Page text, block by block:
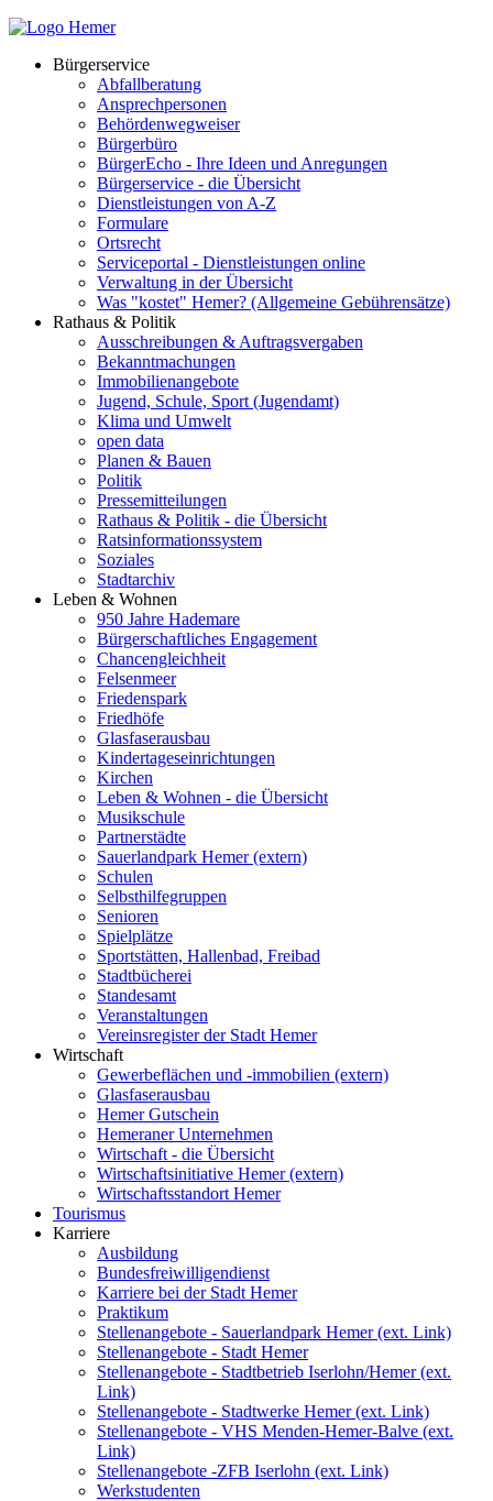
Bürgerservice
Abfallberatung
Ansprechpersonen
Behördenwegweiser
Bürgerbüro
BürgerEcho - Ihre Ideen und Anregungen
Bürgerservice - die Übersicht
Dienstleistungen von A-Z
Formulare
Ortsrecht
Serviceportal - Dienstleistungen online
Verwaltung in der Übersicht
Was "kostet" Hemer? (Allgemeine Gebührensätze)
Rathaus & Politik
Ausschreibungen & Auftragsvergaben
Bekanntmachungen
Immobilienangebote
Jugend, Schule, Sport (Jugendamt)
Klima und Umwelt
open data
Planen & Bauen
Politik
Pressemitteilungen
Rathaus & Politik - die Übersicht
Ratsinformationssystem
Soziales
Stadtarchiv
Leben & Wohnen
950 Jahre Hademare
Bürgerschaftliches Engagement
Chancengleichheit
Felsenmeer
Friedenspark
Friedhöfe
Glasfaserausbau
Kindertageseinrichtungen
Kirchen
Leben & Wohnen - die Übersicht
Musikschule
Partnerstädte
Sauerlandpark Hemer (extern)
Schulen
Selbsthilfegruppen
Senioren
Spielplätze
Sportstätten, Hallenbad, Freibad
Stadtbücherei
Standesamt
Veranstaltungen
Vereinsregister der Stadt Hemer
Wirtschaft
Gewerbeflächen und -immobilien (extern)
Glasfaserausbau
Hemer Gutschein
Hemeraner Unternehmen
Wirtschaft - die Übersicht
Wirtschaftsinitiative Hemer (extern)
Wirtschaftsstandort Hemer
Tourismus
Karriere
Ausbildung
Bundesfreiwilligendienst
Karriere bei der Stadt Hemer
Praktikum
Stellenangebote - Sauerlandpark Hemer (ext. Link)
Stellenangebote - Stadt Hemer
Stellenangebote - Stadtbetrieb Iserlohn/Hemer (ext.
Link)
Stellenangebote - Stadtwerke Hemer (ext. Link)
Stellenangebote - VHS Menden-Hemer-Balve (ext.
Link)
Stellenangebote -ZFB Iserlohn (ext. Link)
Werkstudenten